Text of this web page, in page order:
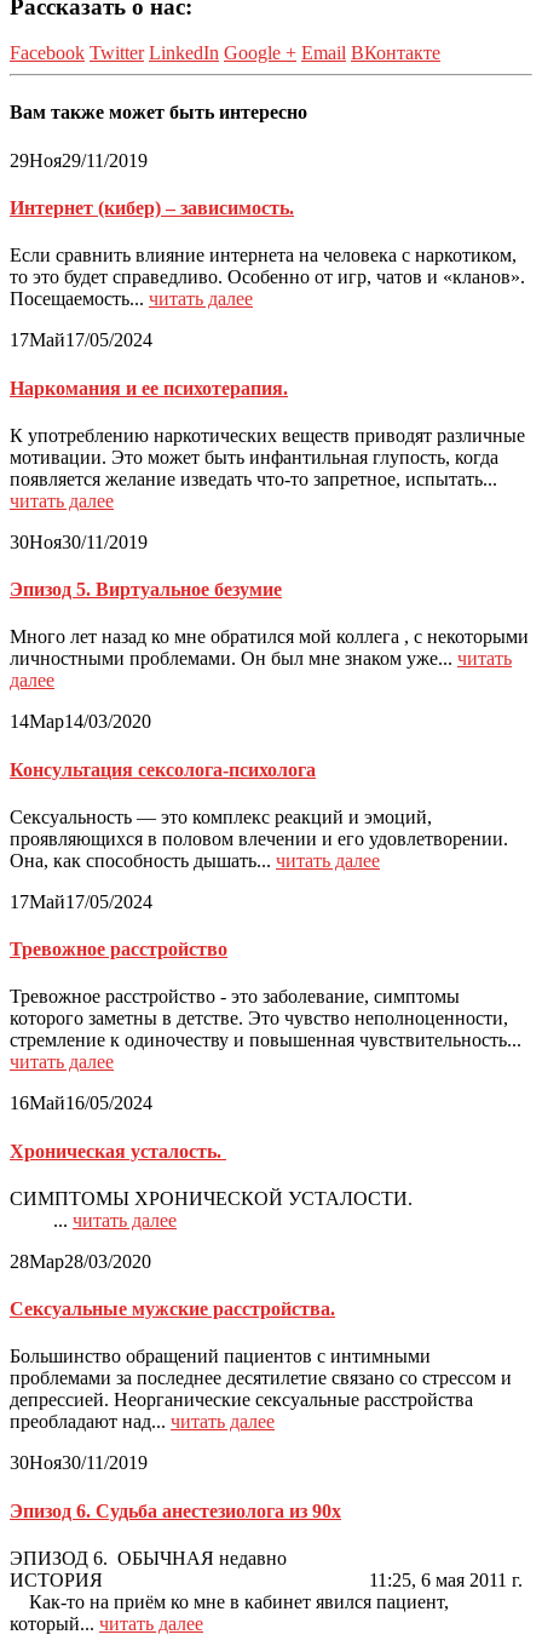
Рассказать о нас:
Facebook Twitter LinkedIn Google + Email ВКонтакте
Вам также может быть интересно
29Ноя29/11/2019
Интернет (кибер) – зависимость.
Если сравнить влияние интернета на человека с наркотиком,
то это будет справедливо. Особенно от игр, чатов и «кланов».
Посещаемость... читать далее
17Май17/05/2024
Наркомания и ее психотерапия.
К употреблению наркотических веществ приводят различные
мотивации. Это может быть инфантильная глупость, когда
появляется желание изведать что-то запретное, испытать...
читать далее
30Ноя30/11/2019
Эпизод 5. Виртуальное безумие
Много лет назад ко мне обратился мой коллега , с некоторыми
личностными проблемами. Он был мне знаком уже... читать
далее
14Мар14/03/2020
Консультация сексолога-психолога
Сексуальность — это комплекс реакций и эмоций,
проявляющихся в половом влечении и его удовлетворении.
Она, как способность дышать... читать далее
17Май17/05/2024
Тревожное расстройство
Тревожное расстройство - это заболевание, симптомы
которого заметны в детстве. Это чувство неполноценности,
стремление к одиночеству и повышенная чувствительность...
читать далее
16Май16/05/2024
Хроническая усталость.
СИМПТОМЫ ХРОНИЧЕСКОЙ УСТАЛОСТИ.
... читать далее
28Мар28/03/2020
Сексуальные мужские расстройства.
Большинство обращений пациентов с интимными
проблемами за последнее десятилетие связано со стрессом и
депрессией. Неорганические сексуальные расстройства
преобладают над... читать далее
30Ноя30/11/2019
Эпизод 6. Судьба анестезиолога из 90х
ЭПИЗОД 6. ОБЫЧНАЯ недавно
ИСТОРИЯ 11:25, 6 мая 2011 г.
Как-то на приём ко мне в кабинет явился пациент,
который... читать далее